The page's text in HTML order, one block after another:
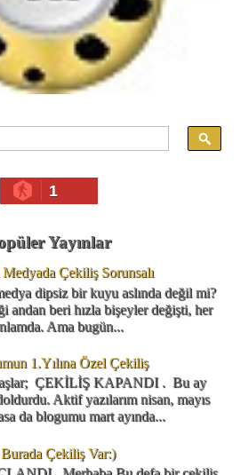
1
Yayınlar
Medyada Çekiliş Sorunsalı
dipsiz bir kuyu aslında değil mi?
andan beri hızla bişeyler değişti, her
Ama bugün...
1.Yılına Özel Çekiliş
ÇEKİLİŞ KAPANDI . Bu ay
Aktif yazılarım nisan, mayıs
da blogumu mart ayında...
Burada Çekiliş Var:)